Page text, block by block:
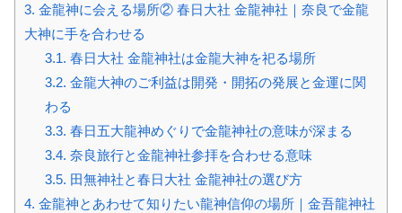
3. 金龍神に会える場所② 春日大社 金龍神社｜奈良で金龍
大神に手を合わせる
3.1. 春日大社 金龍神社は金龍大神を祀る場所
3.2. 金龍大神のご利益は開発・開拓の発展と金運に関
わる
3.3. 春日五大龍神めぐりで金龍神社の意味が深まる
3.4. 奈良旅行と金龍神社参拝を合わせる意味
3.5. 田無神社と春日大社 金龍神社の選び方
4. 金龍神とあわせて知りたい龍神信仰の場所｜金吾龍神社